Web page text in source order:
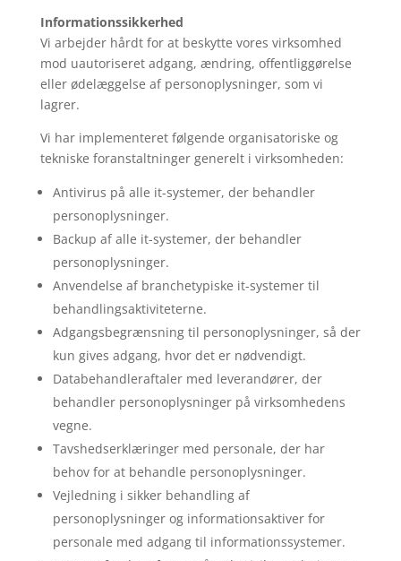
Informationssikkerhed
Vi arbejder hårdt for at beskytte vores virksomhed
mod uautoriseret adgang, ændring, offentliggørelse
eller ødelæggelse af personoplysninger, som vi
lagrer.
Vi har implementeret følgende organisatoriske og
tekniske foranstaltninger generelt i virksomheden:
Antivirus på alle it-systemer, der behandler
personoplysninger.
Backup af alle it-systemer, der behandler
personoplysninger.
Anvendelse af branchetypiske it-systemer til
behandlingsaktiviteterne.
Adgangsbegrænsning til personoplysninger, så der
kun gives adgang, hvor det er nødvendigt.
Databehandleraftaler med leverandører, der
behandler personoplysninger på virksomhedens
vegne.
Tavshedserklæringer med personale, der har
behov for at behandle personoplysninger.
Vejledning i sikker behandling af
personoplysninger og informationsaktiver for
personale med adgang til informationssystemer.